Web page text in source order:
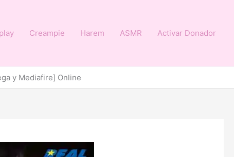
Creampie Harem ASMR Activar Donador
y Mediafire] Online